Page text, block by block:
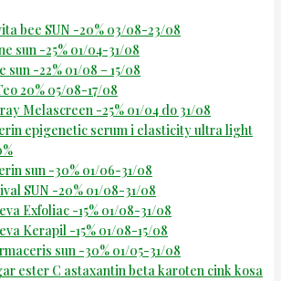
bee SUN -20% 03/08-23/08
sun -25% 01/04-31/08
sun -22% 01/08 – 15/08
20% 05/08-17/08
Melascreen -25% 01/04 do 31/08
epigenetic serum i elasticity ultra light
sun -30% 01/06-31/08
SUN -20% 01/08-31/08
Exfoliac -15% 01/08-31/08
Kerapil -15% 01/08-15/08
sun -30% 01/05-31/08
ester C astaxantin beta karoten cink kosa